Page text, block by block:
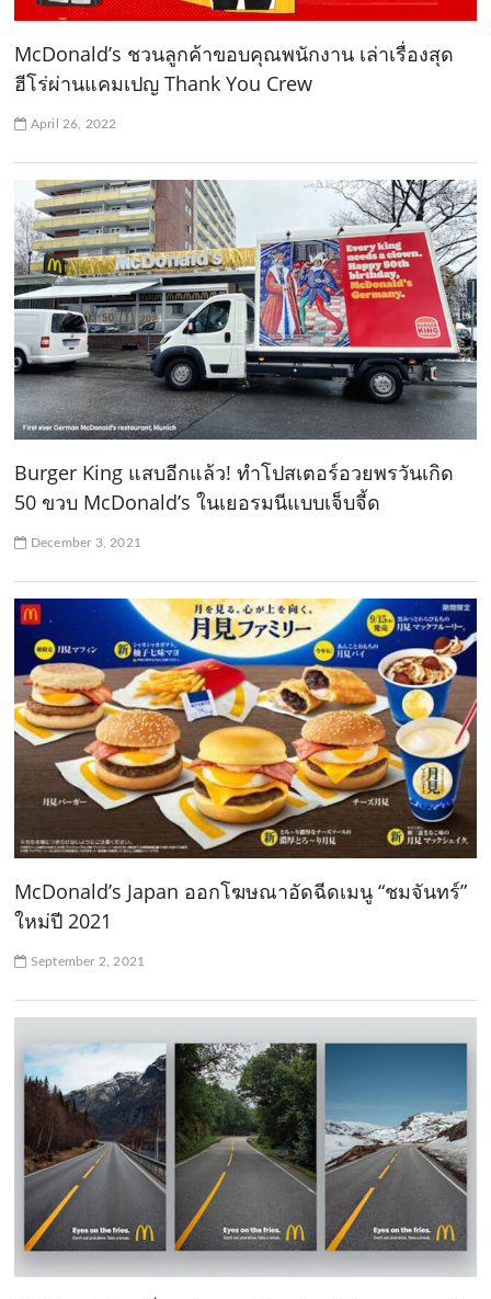
McDonald’s ชวนลูกค้าขอบคุณพนักงาน เล่าเรื่องสุด
ฮีโร่ผ่านแคมเปญ Thank You Crew
April 26, 2022
Burger King แสบอีกแล้ว! ทำโปสเตอร์อวยพรวันเกิด
50 ขวบ McDonald’s ในเยอรมนีแบบเจ็บจี้ด
December 3, 2021
McDonald’s Japan ออกโฆษณาอัดฉีดเมนู “ชมจันทร์”
ใหม่ปี 2021
September 2, 2021